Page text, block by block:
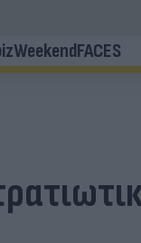
WeekendFACES